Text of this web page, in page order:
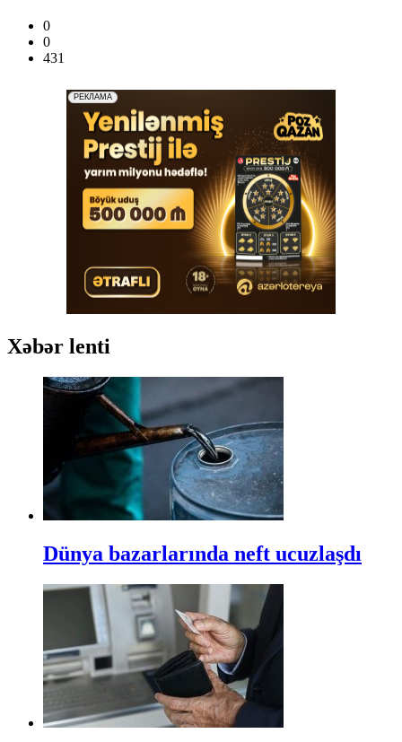
0
0
431
Xəbər lenti
Dünya bazarlarında neft ucuzlaşdı